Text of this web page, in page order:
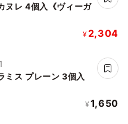
ヌレ 4個入《ヴィーガ
¥ 2,304
ミス プレーン 3個入
¥ 1,650